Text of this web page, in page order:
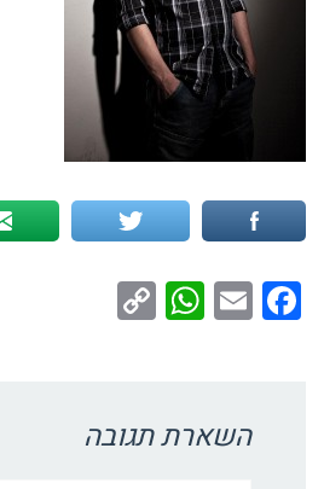
Facebook
Email
WhatsApp
השארת תגובה